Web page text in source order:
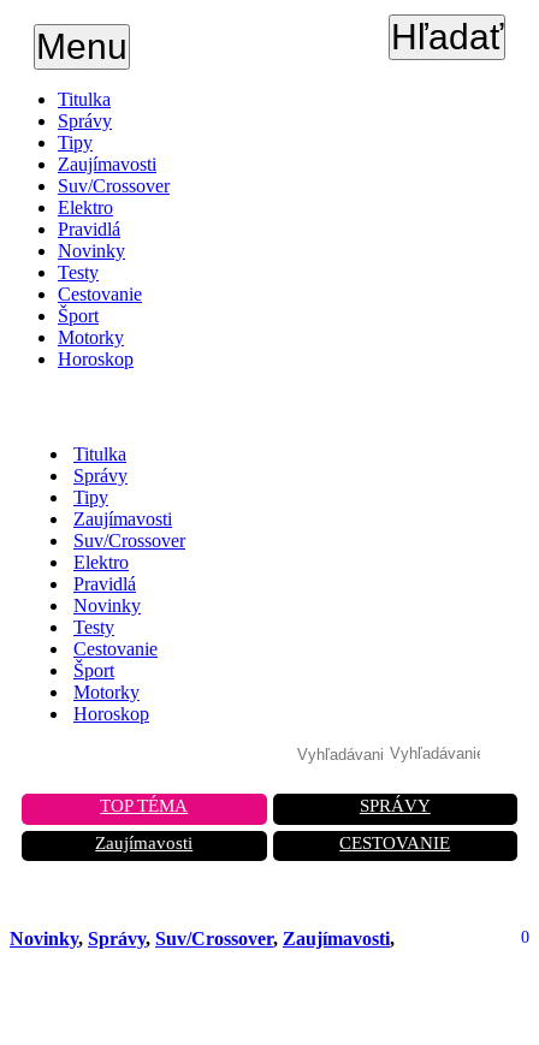
Menu Hľadať
Titulka
Správy
Tipy
Zaujímavosti
Suv/Crossover
Elektro
Pravidlá
Novinky
Testy
Cestovanie
Šport
Motorky
Horoskop
Titulka
Správy
Tipy
Zaujímavosti
Suv/Crossover
Elektro
Pravidlá
Novinky
Testy
Cestovanie
Šport
Motorky
Horoskop
TOP TÉMA
SPRÁVY
Zaujímavosti
CESTOVANIE
Novinky, Správy, Suv/Crossover, Zaujímavosti, 0